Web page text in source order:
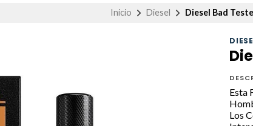
Inicio Diesel Diesel Bad
Esta
Los